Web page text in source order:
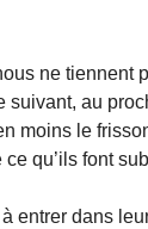
ne tiennent
suivant, au
moins le
qu’ils font
entrer dans